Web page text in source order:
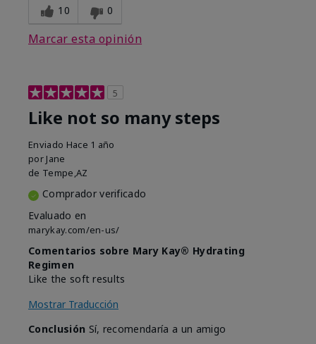
10 0
Marcar esta opinión
5
Like not so many steps
Enviado Hace 1 año
por Jane
de Tempe,AZ
Comprador verificado
Evaluado en
marykay.com/en-us/
Comentarios sobre Mary Kay® Hydrating
Regimen
Like the soft results
Mostrar Traducción
Conclusión Sí, recomendaría a un amigo